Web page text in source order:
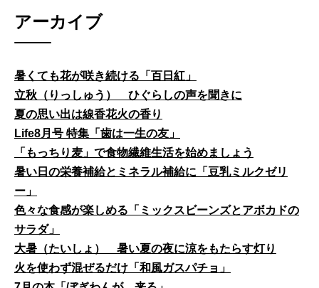
アーカイブ
暑くても花が咲き続ける「百日紅」
立秋（りっしゅう） ひぐらしの声を聞きに
夏の思い出は線香花火の香り
Life8月号 特集「歯は一生の友」
「もっちり麦」で食物繊維生活を始めましょう
暑い日の栄養補給とミネラル補給に「豆乳ミルクゼリ
ー」
色々な食感が楽しめる「ミックスビーンズとアボカドの
サラダ」
大暑（たいしょ） 暑い夏の夜に涼をもたらす灯り
火を使わず混ぜるだけ「和風ガスパチョ」